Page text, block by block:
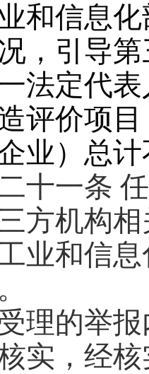
和信息
，引导
法定代
评价项
业）总
十一条
方机构
业和信
理的举
实，经